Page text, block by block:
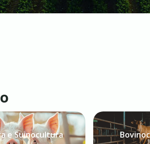
e Suinocultura